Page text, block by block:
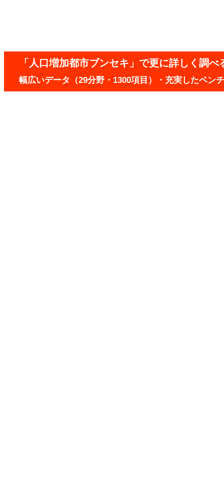
「人口増加都市ブンセキ」で更に詳しく調べ
幅広いデータ（29分野・1300項目）・充実したベン